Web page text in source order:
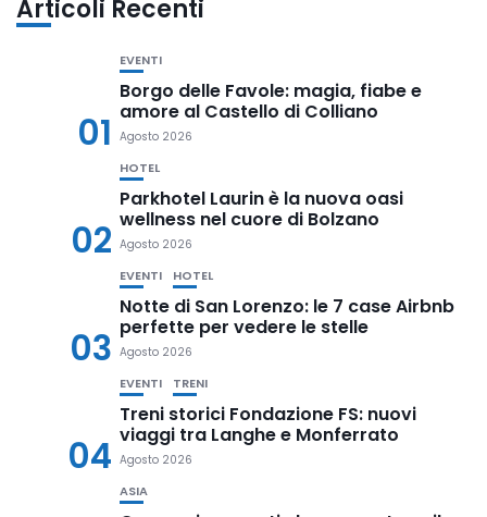
Articoli Recenti
01
EVENTI
Borgo delle Favole: magia, fiabe e
amore al Castello di Colliano
Agosto 2026
02
HOTEL
Parkhotel Laurin è la nuova oasi
wellness nel cuore di Bolzano
Agosto 2026
03
EVENTI HOTEL
Notte di San Lorenzo: le 7 case Airbnb
perfette per vedere le stelle
Agosto 2026
04
EVENTI TRENI
Treni storici Fondazione FS: nuovi
viaggi tra Langhe e Monferrato
Agosto 2026
ASIA